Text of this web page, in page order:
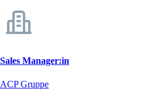
Sales Manager:in
ACP Gruppe